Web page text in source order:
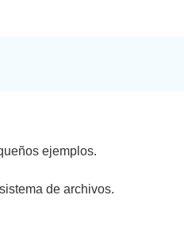
ejemplos.
de archivos.